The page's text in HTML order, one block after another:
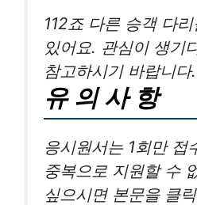
112죠 다른 승객 다
있어요. 관심이 생기
참고하시기 바랍니다.
유 의 사 항
응시원서는 1회만 접
중복으로 지원할 수
싶으시면 본문을 클